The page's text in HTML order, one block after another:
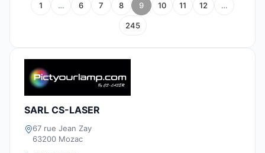
1 … 6 7 8 9 10 11 12 …
245
SARL CS-LASER
67 rue Jean Zay
63200 Mozac